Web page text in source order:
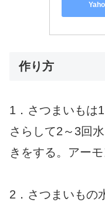
作り方
1．さつまいもは
さらして2～3回
きをする。アー
2．さつまいもの